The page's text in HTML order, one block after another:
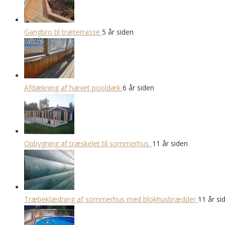
Gangbro til træterrasse 5 år siden
Afdækning af hævet pooldæk 6 år siden
Opbygning af træskelet til sommerhus. 11 år siden
Træbeklædning af sommerhus med blokhusbrædder 11 år